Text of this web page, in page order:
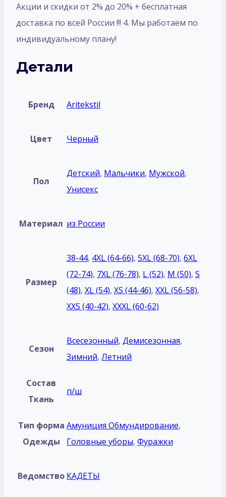
Акции и скидки от 2% до 20% + бесплатная
доставка по всей России !!! 4. Мы работаем по
индивидуальному плану!
Детали
Бренд Aritekstil
Цвет Черный
Пол
Детский, Мальчики, Мужской,
Унисекс
Материал из России
Размер
38-44, 4XL (64-66), 5XL (68-70), 6XL
(72-74), 7XL (76-78), L (52), M (50), S
(48), XL (54), XS (44-46), XXL (56-58),
XXS (40-42), XXXL (60-62)
Сезон
Всесезонный, Демисезонная,
Зимний, Летний
Состав
Ткань
п/ш
Тип форма
Одежды
Амуниция Обмундирование,
Головные уборы, Фуражки
Ведомство КАДЕТЫ